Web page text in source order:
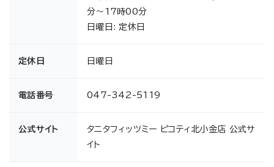
分～17時00分
日曜日: 定休日
定休日 日曜日
電話番号 047-342-5119
公式サイト
タニタフィッツミー ピコティ北小金店 公式サ
イト